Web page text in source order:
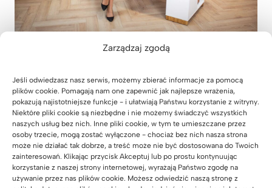
Zarządzaj zgodą
Jeśli odwiedzasz nasz serwis, możemy zbierać informacje za pomocą
plików cookie. Pomagają nam one zapewnić jak najlepsze wrażenia,
pokazują najistotniejsze funkcje - i ułatwiają Państwu korzystanie z witryny.
Niektóre pliki cookie są niezbędne i nie możemy świadczyć wszystkich
naszych usług bez nich. Inne pliki cookie, w tym te umieszczane przez
osoby trzecie, mogą zostać wyłączone - chociaż bez nich nasza strona
może nie działać tak dobrze, a treść może nie być dostosowana do Twoich
zainteresowań. Klikając przycisk Akceptuj lub po prostu kontynuując
korzystanie z naszej strony internetowej, wyrażają Państwo zgodę na
używanie przez nas plików cookie. Możesz odwiedzić naszą stronę z